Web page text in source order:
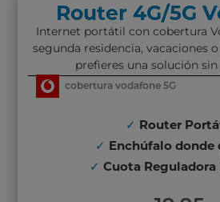
Router 4G/5G
Internet portátil con cobertura
segunda residencia, vacaciones
prefieres una solución
cobertura vodafone 5G
✓ Router
✓ Enchúfalo donde
✓ Cuota